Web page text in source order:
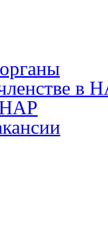
в
НАР